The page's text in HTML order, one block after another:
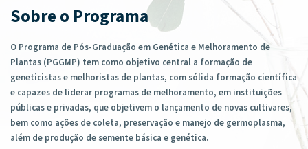
Sobre o Programa
O Programa de Pós-Graduação em Genética e Melhoramento de
Plantas (PGGMP) tem como objetivo central a formação de
geneticistas e melhoristas de plantas, com sólida formação científica
e capazes de liderar programas de melhoramento, em instituições
públicas e privadas, que objetivem o lançamento de novas cultivares,
bem como ações de coleta, preservação e manejo de germoplasma,
além de produção de semente básica e genética.